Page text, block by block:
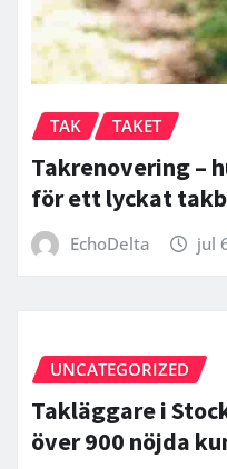
TAK TAKET
Takrenovering –
för ett lyckat
EchoDelta jul
UNCATEGORIZED
Takläggare i
över 900 nöjda